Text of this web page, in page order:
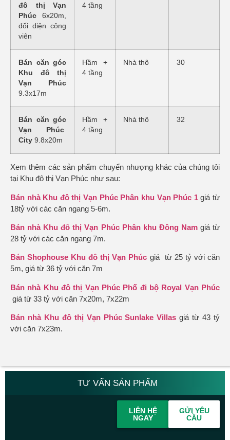
đô thị Vạn
Phúc 6x20m,
đối diện công
viên
4 tầng
Bán căn góc
Khu đô thị
Vạn Phúc
9.3x17m
Hầm +
4 tầng
Nhà thô 30
Bán căn góc
Vạn Phúc
City 9.8x20m
Hầm +
4 tầng
Nhà thô 32
Xem thêm các sản phẩm chuyển nhượng khác của chúng tôi
tại Khu đô thị Vạn Phúc như sau:
Bán nhà Khu đô thị Vạn Phúc Phân khu Vạn Phúc 1giá từ
18tỷ với các căn ngang 5-6m.
Bán nhà Khu đô thị Vạn Phúc Phân khu Đông Namgiá từ
28 tỷ với các căn ngang 7m.
Bán Shophouse Khu đô thị Vạn Phúc giá từ 25 tỷ với căn
5m, giá từ 36 tỷ với căn 7m
Bán nhà Khu đô thị Vạn Phúc Phố đi bộ Royal Vạn Phúc
giá từ 33 tỷ với căn 7x20m, 7x22m
Bán nhà Khu đô thị Vạn Phúc Sunlake Villas giá từ 43 tỷ
với căn 7x23m.
TƯ VẤN SẢN PHẨM
LIÊN HỆ
NGAY
GỬI YÊU
CẦU